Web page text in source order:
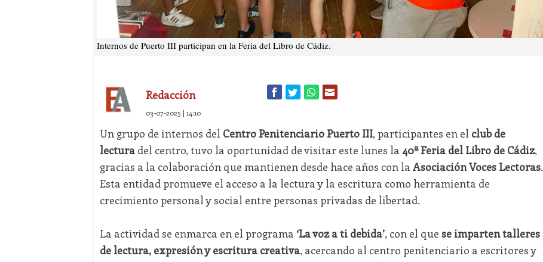
Internos de Puerto III participan en la Feria del Libro de Cádiz.
Redacción
03-07-2025 | 14:10
Un grupo de internos del Centro Penitenciario Puerto III, participantes en el club de
lecturadel centro, tuvo la oportunidad de visitar este lunes la 40ª Feria del Libro de Cádiz,
gracias a la colaboración que mantienen desde hace años con la Asociación Voces Lectoras.
Esta entidad promueve el acceso a la lectura y la escritura como herramienta de
crecimiento personal y social entre personas privadas de libertad.
La actividad se enmarca en el programa ‘La voz a ti debida’, con el que se imparten talleres
de lectura, expresión y escritura creativa, acercando al centro penitenciario a escritores y